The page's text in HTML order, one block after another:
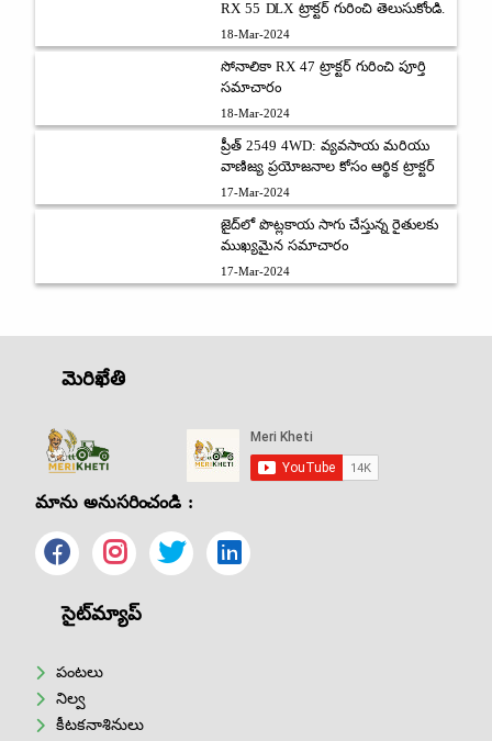
RX 55 DLX ట్రాక్టర్ గురించి తెలుసుకోండి.
18-Mar-2024
సోనాలికా RX 47 ట్రాక్టర్ గురించి పూర్తి
సమాచారం
18-Mar-2024
ప్రీత్ 2549 4WD: వ్యవసాయ మరియు
వాణిజ్య ప్రయోజనాల కోసం ఆర్థిక ట్రాక్టర్
17-Mar-2024
జైద్‌లో పొట్లకాయ సాగు చేస్తున్న రైతులకు
ముఖ్యమైన సమాచారం
17-Mar-2024
మెరిఖేతి
మాను అనుసరించండి :
సైట్‌మ్యాప్
పంటలు
నిల్వ
కీటకనాశినులు